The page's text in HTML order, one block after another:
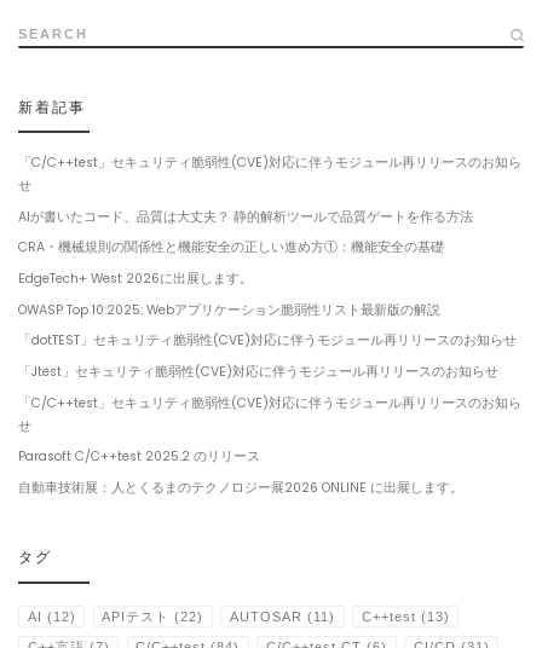
SEARCH
新着記事
「C/C++test」セキュリティ脆弱性(CVE)対応に伴うモジュール再リリースのお知ら
せ
AIが書いたコード、品質は大丈夫？ 静的解析ツールで品質ゲートを作る方法
CRA・機械規則の関係性と機能安全の正しい進め方①：機能安全の基礎
EdgeTech+ West 2026に出展します。
OWASP Top 10:2025: Webアプリケーション脆弱性リスト最新版の解説
「dotTEST」セキュリティ脆弱性(CVE)対応に伴うモジュール再リリースのお知らせ
「Jtest」セキュリティ脆弱性(CVE)対応に伴うモジュール再リリースのお知らせ
「C/C++test」セキュリティ脆弱性(CVE)対応に伴うモジュール再リリースのお知ら
せ
Parasoft C/C++test 2025.2 のリリース
自動車技術展：人とくるまのテクノロジー展2026 ONLINE に出展します。
タグ
AI (12) APIテスト (22) AUTOSAR (11) C++test (13)